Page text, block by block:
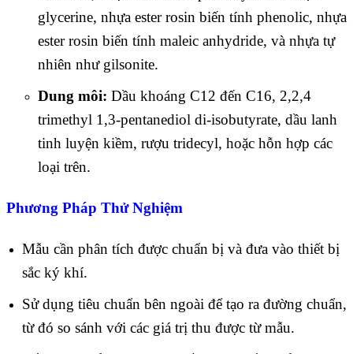
glycerine, nhựa ester rosin biến tính phenolic, nhựa
ester rosin biến tính maleic anhydride, và nhựa tự
nhiên như gilsonite.
Dung môi: Dầu khoáng C12 đến C16, 2,2,4
trimethyl 1,3-pentanediol di-isobutyrate, dầu lanh
tinh luyện kiềm, rượu tridecyl, hoặc hỗn hợp các
loại trên.
Phương Pháp Thử Nghiệm
Mẫu cần phân tích được chuẩn bị và đưa vào thiết bị
sắc ký khí.
Sử dụng tiêu chuẩn bên ngoài để tạo ra đường chuẩn,
từ đó so sánh với các giá trị thu được từ mẫu.